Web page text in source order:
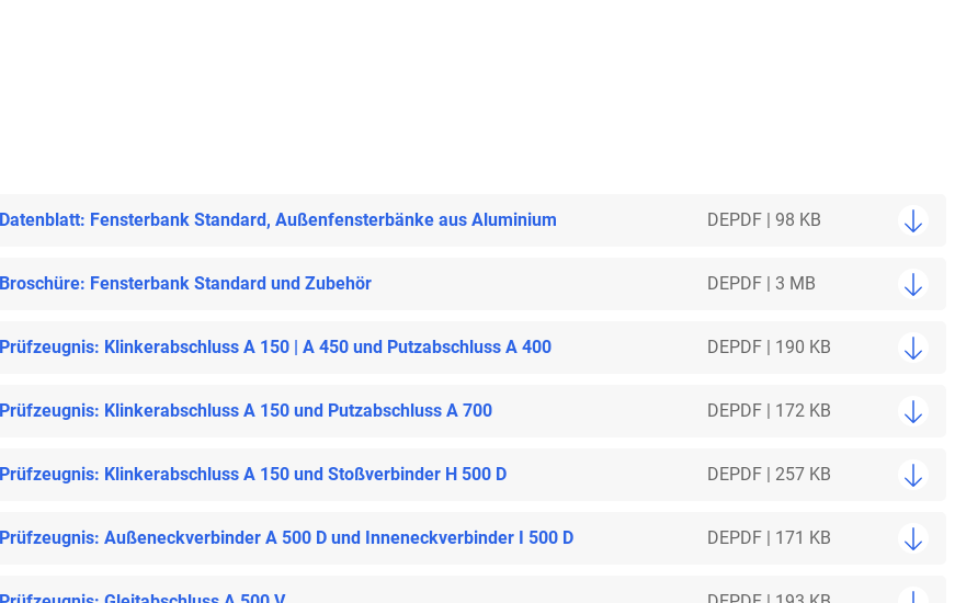
Datenblatt: Fensterbank Standard, Außenfensterbänke aus Aluminium DEPDF | 98 KB
Broschüre: Fensterbank Standard und Zubehör DEPDF | 3 MB
Prüfzeugnis: Klinkerabschluss A 150 | A 450 und Putzabschluss A 400 DEPDF | 190 KB
Prüfzeugnis: Klinkerabschluss A 150 und Putzabschluss A 700 DEPDF | 172 KB
Prüfzeugnis: Klinkerabschluss A 150 und Stoßverbinder H 500 D DEPDF | 257 KB
Prüfzeugnis: Außeneckverbinder A 500 D und Inneneckverbinder I 500 D DEPDF | 171 KB